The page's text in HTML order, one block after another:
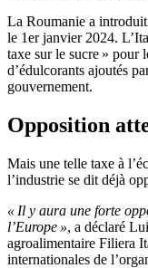
La Roumanie a introduit
le 1er janvier 2024.
taxe sur le sucre » pour
d’édulcorants ajoutés
gouvernement.
Opposition
Mais une telle taxe à
l’industrie se dit déjà
« Il y aura une forte
l’Europe », a déclaré
agroalimentaire Filiera
internationales de